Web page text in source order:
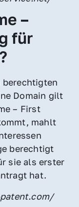
–
für
berechtigten
Domain gilt
– First
mahlt
berechtigt
sie als erster
hat.